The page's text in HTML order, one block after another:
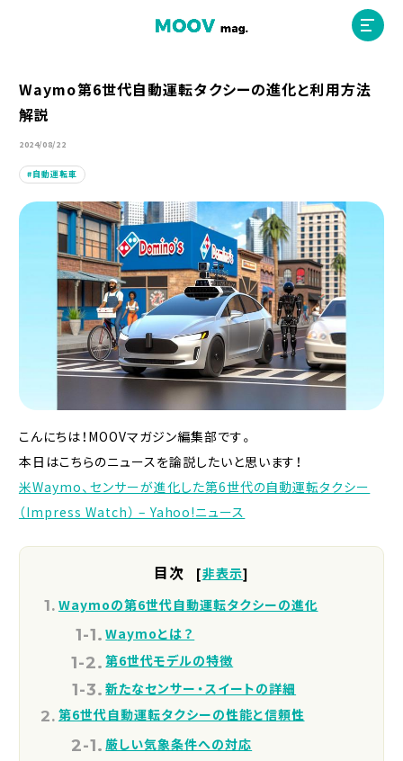
ホーム
MOOVマガジン利用規約
お問合せ
人材募集（ライター、配車スタッフ、デザイナー）
Waymo第6世代自動運転タクシーの進化と利用方法
解説
2024/08/22
自動運転車
こんにちは！MOOVマガジン編集部です。
本日はこちらのニュースを論説したいと思います！
米Waymo、センサーが進化した第6世代の自動運転タクシー
（Impress Watch） – Yahoo!ニュース
目次 [非表示]
Waymoの第6世代自動運転タクシーの進化
Waymoとは？
第6世代モデルの特徴
新たなセンサー・スイートの詳細
第6世代自動運転タクシーの性能と信頼性
厳しい気象条件への対応